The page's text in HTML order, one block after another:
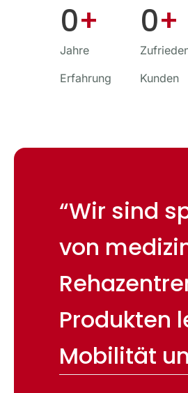
Jahre
Erfahrung
0+
Kunden
0+
“Wir sind
von
Produkten
Mobilität